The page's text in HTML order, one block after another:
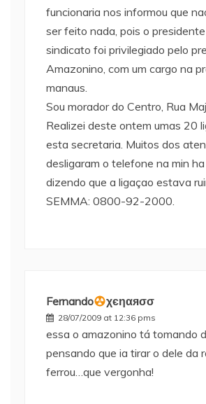
funcionaria nos informou que
ser feito nada, pois o
sindicato foi privilegiado pelo
Amazonino, com um cargo na
manaus.
Sou morador do Centro, Rua
Realizei deste ontem umas 20
esta secretaria. Muitos dos
desligaram o telefone na min ha
dizendo que a ligaçao estava
SEMMA: 0800-92-2000.
Fernando χєηαяσσ
28/07/2009 at 12:36 pms
essa o amazonino tá tomando
pensando que ia tirar o dele da
ferrou…que vergonha!